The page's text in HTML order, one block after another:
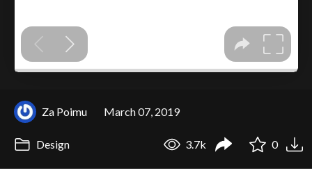
Za Poimu March 07, 2019
Design 3.7k 0